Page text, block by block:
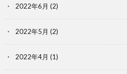
2022年6月 (2)
2022年5月 (2)
2022年4月 (1)